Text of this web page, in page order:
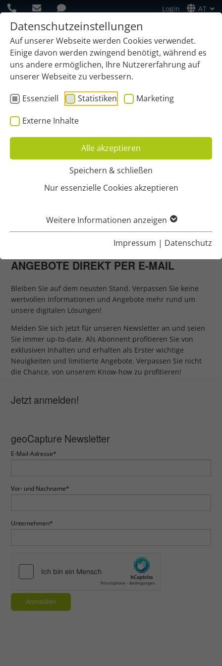
Datenschutzeinstellungen
Auf unserer Webseite werden Cookies verwendet.
Einige davon werden zwingend benötigt, während es
uns andere ermöglichen, Ihre Nutzererfahrung auf
unserer Webseite zu verbessern.
Essenziell
Statistiken Marketing
Externe Inhalte
Alle akzeptieren
Speichern & schließen
Nur essenzielle Cookies akzeptieren
Weitere Informationen anzeigen
Impressum | Datenschutz
Login AT
Unternehmen Newsletteranmeldung
BLEIBEN SIE AUF DEM
NEUSTEN STAND.
NEUIGKEITEN, UPDATES UND
ANGEBOTE DIREKT PER E-MAIL
Bleiben Sie auf dem neusten Stand. Verpassen Sie keine
wertvollen Informationen und Angebote mehr rund um
unsere digitalen Lösungen!
Melden Sie sich jetzt für unseren Newsletter an und seien
Sie immer up-to-date. Als Abonnent profitieren Sie von
exklusiven Inhalten und erhalten als Erster wichtige
Neuigkeiten und limitierte Angebote. Verpassen Sie nicht
die Chance, von unserem Know-how zu profitieren!
Jetzt anmelden!
geoCapture Newsletter
E-Mail-Adresse*
Vor- und Nachname*
Unternehmen*